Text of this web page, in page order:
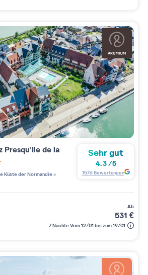
Presqu'Ile de la
sur 5
Küste der Normandie>
Sehr gut
4.3/5
1576Bewertungen
ab
531 €
7 Nächte Vom 12/01 bis zum 19/01